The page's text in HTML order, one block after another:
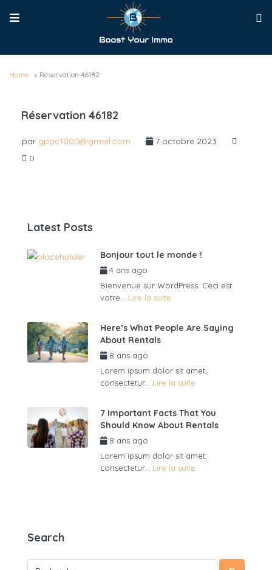
Home Réservation 46182
Réservation 46182
par gppc1000@gmail.com
7 octobre 2023
0
Latest Posts
Bonjour tout le monde !
4 ans ago
Bienvenue sur WordPress. Ceci est
votre... Lire la suite
Here’s What People Are Saying
About Rentals
8 ans ago
Lorem ipsum dolor sit amet,
consectetur... Lire la suite
7 Important Facts That You
Should Know About Rentals
8 ans ago
Lorem ipsum dolor sit amet,
consectetur... Lire la suite
Search